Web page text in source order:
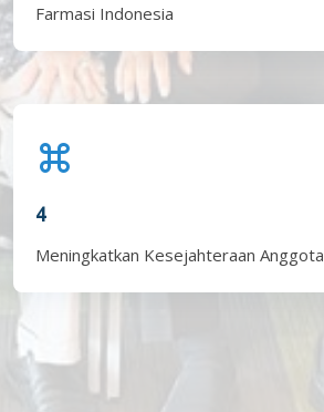
Farmasi Indonesia
4
Meningkatkan Kesejahteraan Anggota